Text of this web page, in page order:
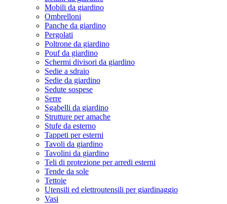
Mobili da giardino
Ombrelloni
Panche da giardino
Pergolati
Poltrone da giardino
Pouf da giardino
Schermi divisori da giardino
Sedie a sdraio
Sedie da giardino
Sedute sospese
Serre
Sgabelli da giardino
Strutture per amache
Stufe da esterno
Tappeti per esterni
Tavoli da giardino
Tavolini da giardino
Teli di protezione per arredi esterni
Tende da sole
Tettoie
Utensili ed elettroutensili per giardinaggio
Vasi